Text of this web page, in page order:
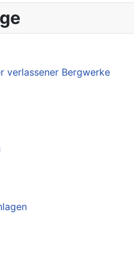
verlassener Bergwerke